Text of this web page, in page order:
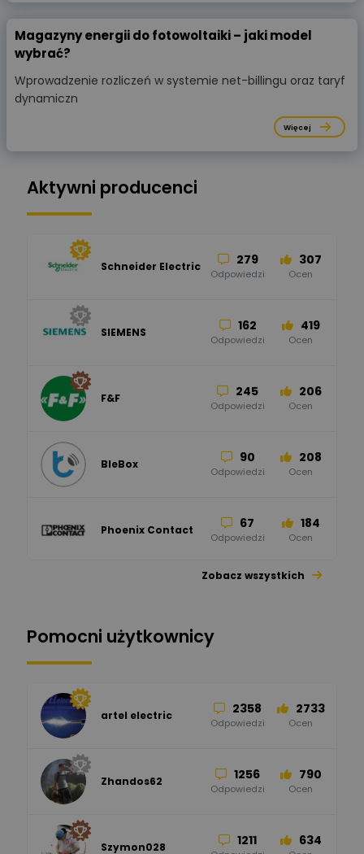
Magazyny energii do fotowoltaiki – jaki model
wybrać?
Wprowadzenie rozliczeń w systemie net-billingu oraz taryf
dynamiczn
Więcej
Aktywni producenci
Schneider Electric 279
Odpowiedzi
307
Ocen
SIEMENS 162
Odpowiedzi
419
Ocen
F&F 245
Odpowiedzi
206
Ocen
BleBox 90
Odpowiedzi
208
Ocen
Phoenix Contact 67
Odpowiedzi
184
Ocen
ELKO-BIS Systemy
47 67
50 59
Zobacz wszystkich
Pomocni użytkownicy
artel electric 2358
Odpowiedzi
2733
Ocen
Zhandos62 1256
Odpowiedzi
790
Ocen
Szymon028 1211 634